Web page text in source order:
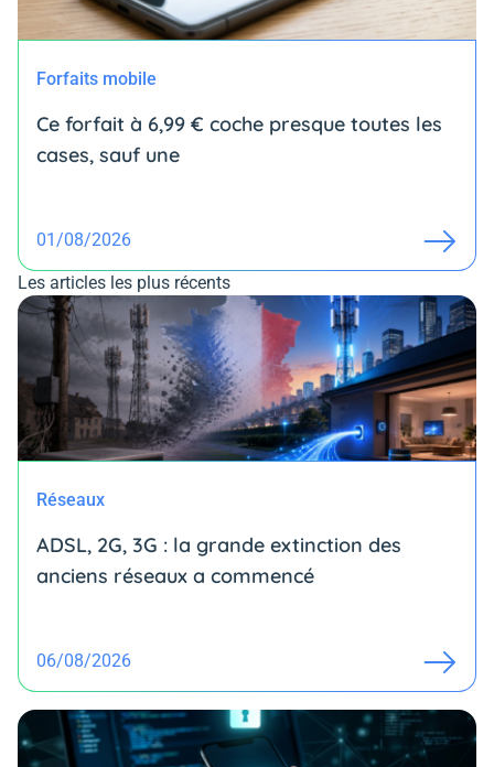
Forfaits mobile
Ce forfait à 6,99 € coche presque toutes les
cases, sauf une
01/08/2026
Les articles les plus récents
Réseaux
ADSL, 2G, 3G : la grande extinction des
anciens réseaux a commencé
06/08/2026